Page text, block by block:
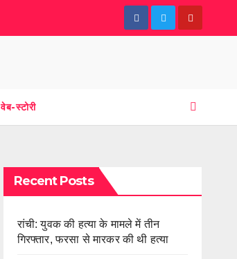
वेब-स्टोरी
Recent Posts
रांची: युवक की हत्या के मामले में तीन
गिरफ्तार, फरसा से मारकर की थी हत्या